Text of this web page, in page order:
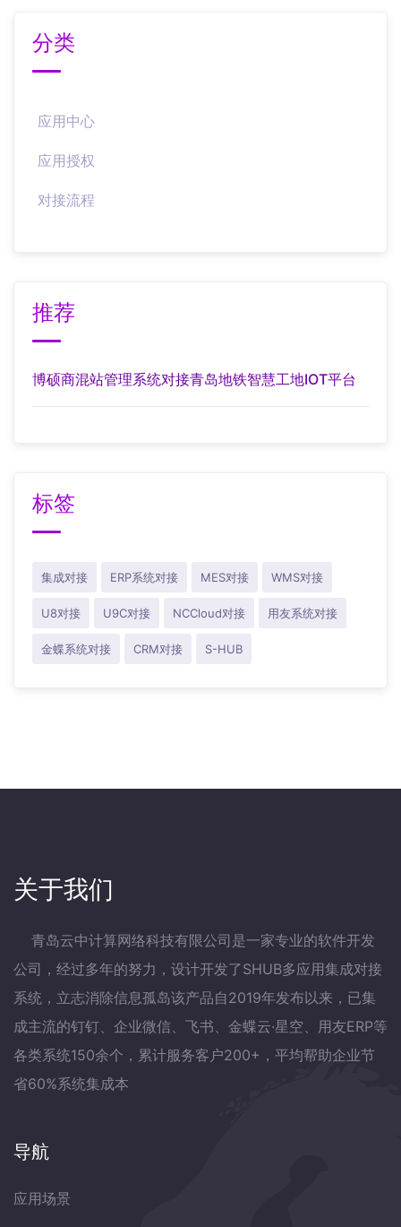
分类
应用中心
应用授权
对接流程
推荐
博硕商混站管理系统对接青岛地铁智慧工地IOT平台
标签
集成对接 ERP系统对接 MES对接 WMS对接
U8对接 U9C对接 NCCloud对接 用友系统对接
金蝶系统对接 CRM对接 S-HUB
关于我们
青岛云中计算网络科技有限公司是一家专业的软件开发
公司，经过多年的努力，设计开发了SHUB多应用集成对接
系统，立志消除信息孤岛该产品自2019年发布以来，已集
成主流的钉钉、企业微信、飞书、金蝶云·星空、用友ERP等
各类系统150余个，累计服务客户200+，平均帮助企业节
省60%系统集成本
导航
应用场景